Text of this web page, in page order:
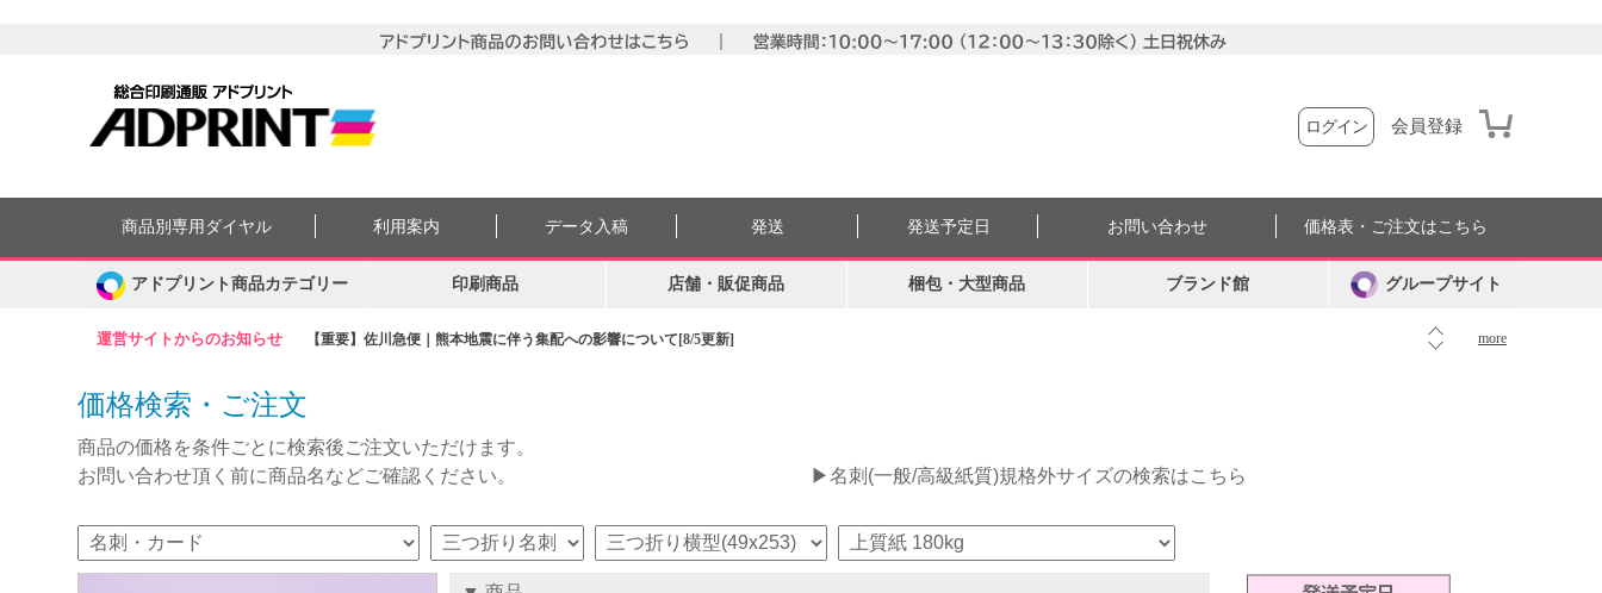
ログイン 会員登録
運営サイトからのお知らせ 【重要】佐川急便｜熊本地震に伴う集配への影響について[8/5更新] more
商品別専用ダイヤル 利用案内 データ入稿 発送 発送予定日 お問い合わせ 価格表・ご注文はこちら
アドプリント商品カテゴリー 印刷商品 店舗・販促商品 梱包・大型商品 ブランド館 グループサイト
価格検索・ご注文
商品の価格を条件ごとに検索後ご注文いただけます。
お問い合わせ頂く前に商品名などご確認ください。
▶名刺(一般/高級紙質)規格外サイズの検索はこちら